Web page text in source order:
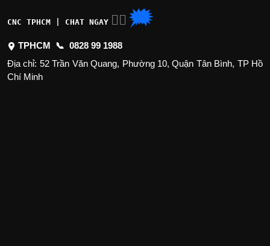
CNC TPHCM | CHAT NGAY 👉🏽 🗯
TPHCM 📞 0828 99 1988
Địa chỉ: 52 Trần Văn Quang, Phường 10, Quận Tân Bình, TP Hồ
Chí Minh